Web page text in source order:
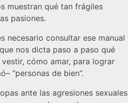
muestran qué tan frágiles
pasiones.
necesario consultar ese manual
nos dicta paso a paso qué
cómo amar, para lograr
“personas de bien”.
ante las agresiones sexuales